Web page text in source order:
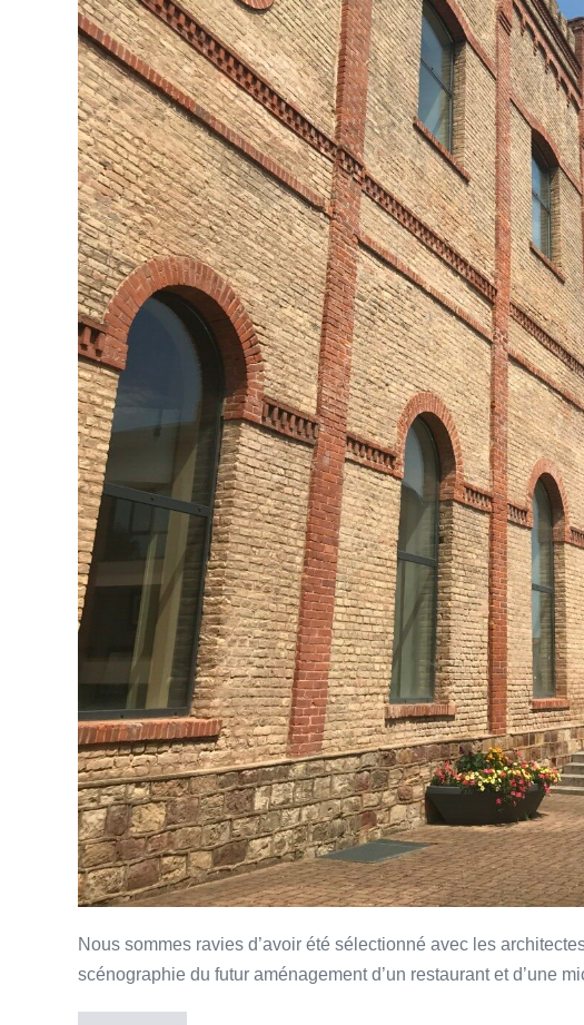
Nous sommes ravies d’avoir été sélectionné avec les
scénographie du futur aménagement d’un restaurant et d’une